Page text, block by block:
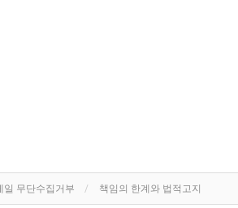
일 무단수집거부 책임의 한계와 법적고지